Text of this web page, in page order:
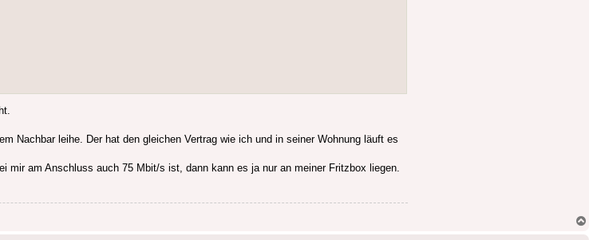
Nachbar leihe. Der hat den gleichen Vertrag wie ich und in seiner Wohnung läuft es
mir am Anschluss auch 75 Mbit/s ist, dann kann es ja nur an meiner Fritzbox liegen.